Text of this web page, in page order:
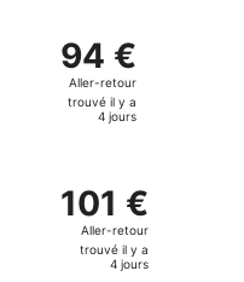
a
4
jours
94 €
Aller-
retour,
trouvé
a
4
jours
94 €
Aller-retour
trouvé il y a
4 jours
le lun 12 oct. de
101 €
Aller-
retour,
trouvé
101 €
Aller-retour
trouvé il y a
4 jours